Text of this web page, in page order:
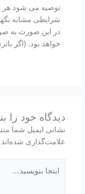
توصیه می شود هر
شرایطی مشابه
خواهد بود. (اگر
دیدگاه‌ خود را
نشانی ایمیل شما
علامت‌گذاری
بنویسید…